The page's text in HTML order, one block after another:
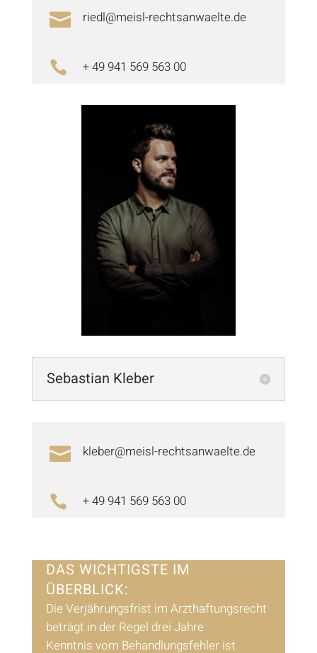
 riedl@meisl-rechtsanwaelte.de
 + 49 941 569 563 00
Sebastian Kleber
 kleber@meisl-rechtsanwaelte.de
 + 49 941 569 563 00
DAS WICHTIGSTE IM
ÜBERBLICK:
Die Verjährungsfrist im Arzthaftungsrecht
beträgt in der Regel drei Jahre
Kenntnis vom Behandlungsfehler ist